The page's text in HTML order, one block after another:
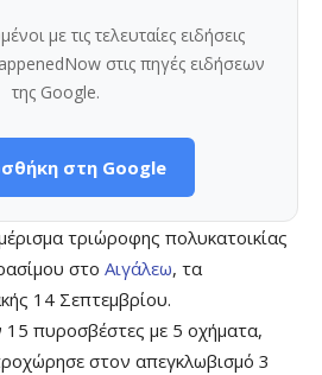
με τις τελευταίες ειδήσεις
στις πηγές ειδήσεων
της Google.
στη Google
τριώροφης πολυκατοικίας
στο Αιγάλεω, τα
14 Σεπτεμβρίου.
15 πυροσβέστες με 5 οχήματα,
στον απεγκλωβισμό 3